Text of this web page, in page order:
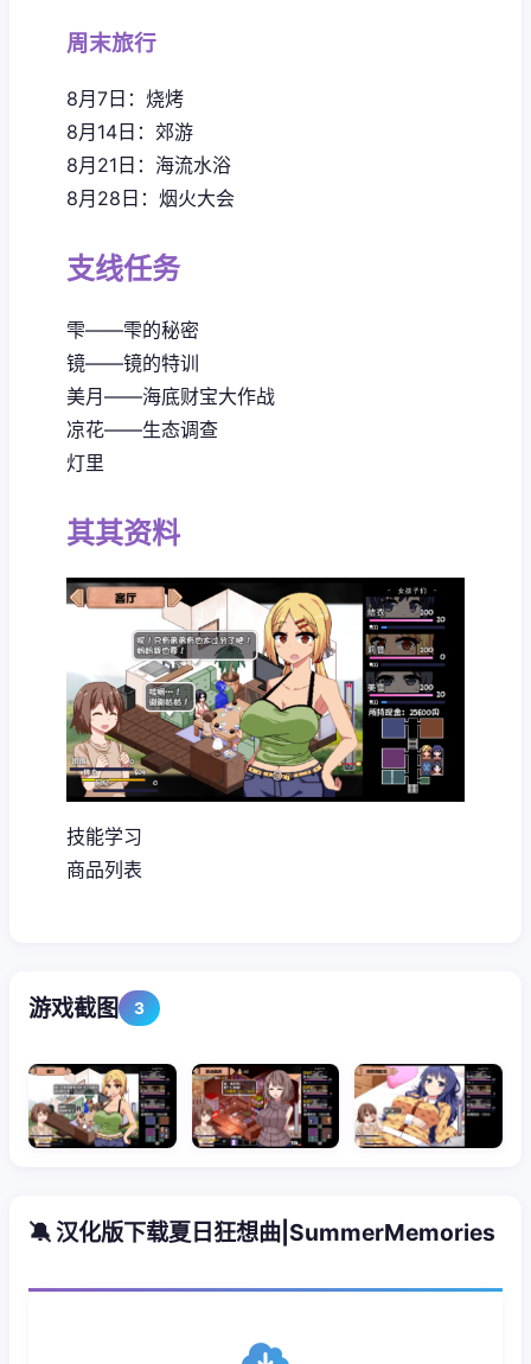
周末旅行
8月7日：烧烤
8月14日：郊游
8月21日：海流水浴
8月28日：烟火大会
支线任务
雫——雫的秘密
镜——镜的特训
美月——海底财宝大作战
凉花——生态调查
灯里
其其资料
技能学习
商品列表
游戏截图 3
🔕 汉化版下载夏日狂想曲|SummerMemories